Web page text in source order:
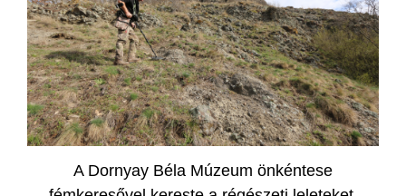
A Dornyay Béla Múzeum önkéntese